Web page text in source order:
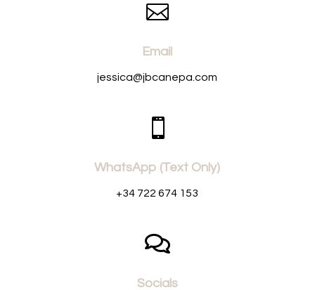

Email
jessica@jbcanepa.com

WhatsApp (Text Only)
+34 722 674 153

Socials